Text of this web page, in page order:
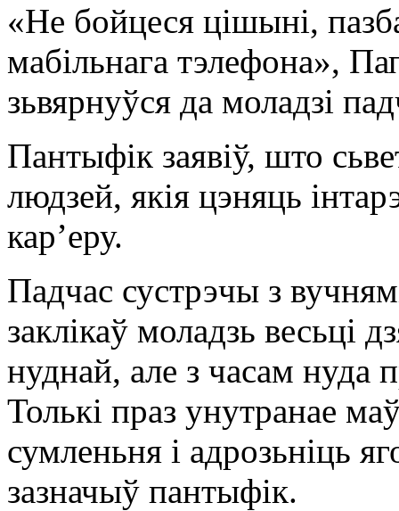
«Не бойцеся цішыні,
мабільнага тэлефона»,
зьвярнуўся да моладзі
Пантыфік заявіў, што
людзей, якія цэняць
карʼеру.
Падчас сустрэчы з
заклікаў моладзь
нуднай, але з часам нуда
Толькі праз унутранае
сумленьня і адрозьніць
зазначыў пантыфік.